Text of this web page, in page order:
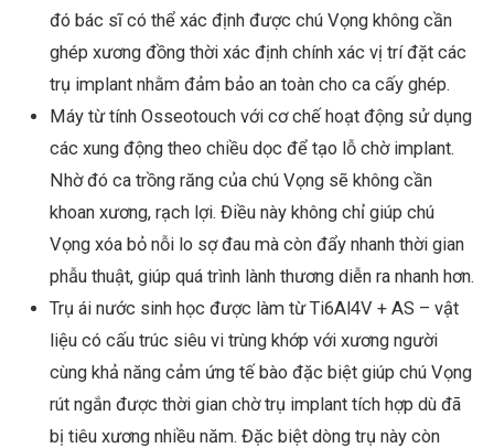
đó bác sĩ có thể xác định được chú Vọng không cần
ghép xương đồng thời xác định chính xác vị trí đặt các
trụ implant nhằm đảm bảo an toàn cho ca cấy ghép.
Máy từ tính Osseotouch với cơ chế hoạt động sử dụng
các xung động theo chiều dọc để tạo lỗ chờ implant.
Nhờ đó ca trồng răng của chú Vọng sẽ không cần
khoan xương, rạch lợi. Điều này không chỉ giúp chú
Vọng xóa bỏ nỗi lo sợ đau mà còn đẩy nhanh thời gian
phẫu thuật, giúp quá trình lành thương diễn ra nhanh hơn.
Trụ ái nước sinh học được làm từ Ti6Al4V + AS – vật
liệu có cấu trúc siêu vi trùng khớp với xương người
cùng khả năng cảm ứng tế bào đặc biệt giúp chú Vọng
rút ngắn được thời gian chờ trụ implant tích hợp dù đã
bị tiêu xương nhiều năm. Đặc biệt dòng trụ này còn